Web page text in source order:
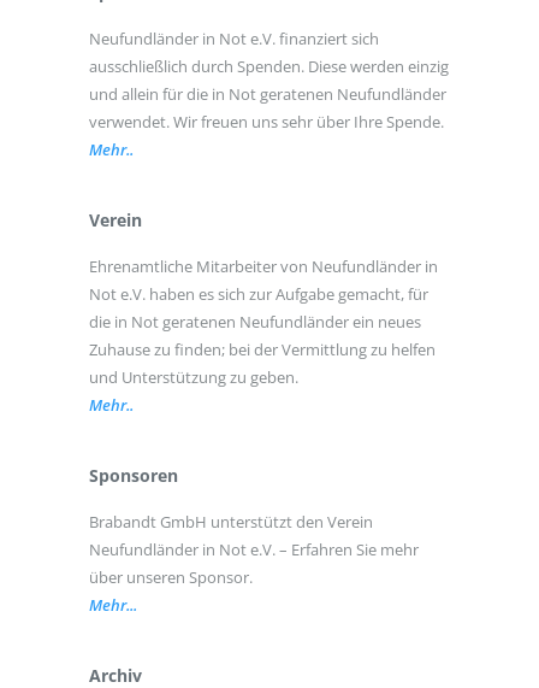
Neufundländer in Not e.V. finanziert sich
ausschließlich durch Spenden. Diese werden einzig
und allein für die in Not geratenen Neufundländer
verwendet. Wir freuen uns sehr über Ihre Spende.
Mehr..
Verein
Ehrenamtliche Mitarbeiter von Neufundländer in
Not e.V. haben es sich zur Aufgabe gemacht, für
die in Not geratenen Neufundländer ein neues
Zuhause zu finden; bei der Vermittlung zu helfen
und Unterstützung zu geben.
Mehr..
Sponsoren
Brabandt GmbH unterstützt den Verein
Neufundländer in Not e.V. – Erfahren Sie mehr
über unseren Sponsor.
Mehr...
Archiv